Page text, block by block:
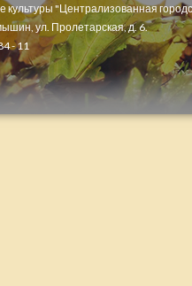
"Централизованная
ул. Пролетарская, д. 6.
- 11